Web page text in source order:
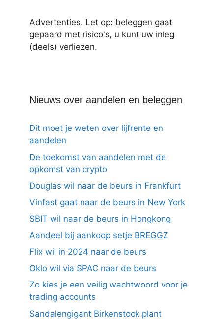
Advertenties. Let op: beleggen gaat
gepaard met risico's, u kunt uw inleg
(deels) verliezen.
Nieuws over aandelen en beleggen
Dit moet je weten over lijfrente en
aandelen
De toekomst van aandelen met de
opkomst van crypto
Douglas wil naar de beurs in Frankfurt
Vinfast gaat naar de beurs in New York
SBIT wil naar de beurs in Hongkong
Aandeel bij aankoop setje BREGGZ
Flix wil in 2024 naar de beurs
Oklo wil via SPAC naar de beurs
Zo kies je een veilig wachtwoord voor je
trading accounts
Sandalengigant Birkenstock plant